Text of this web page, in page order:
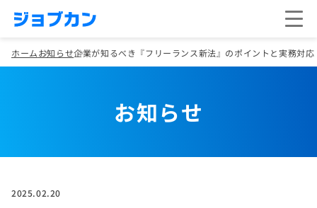
ホームお知らせ企業が知るべき『フリーランス新法』のポイントと実務対
お知らせ
2025.02.20